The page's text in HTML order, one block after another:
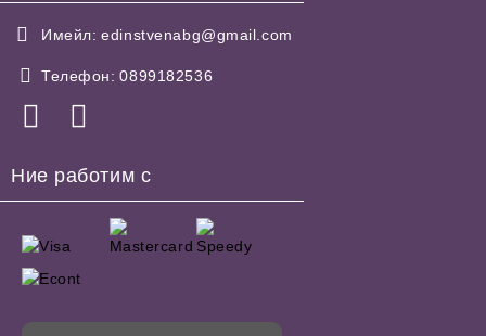
Имейл: edinstvenabg@gmail.com
Телефон: 0899182536
Ние работим с